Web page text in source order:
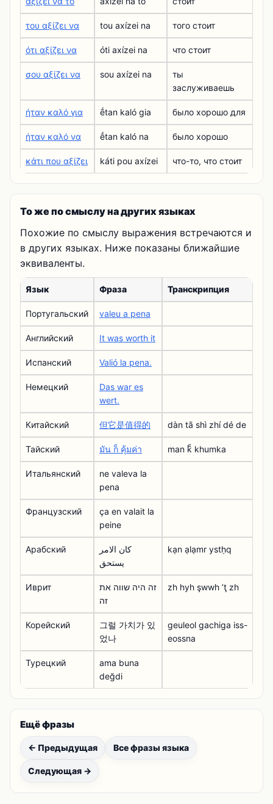
του αξίζει να tou axízei na того стоит
ότι αξίζει να óti axízei na что стоит
σου αξίζει να sou axízei na
ты
заслуживаешь
ήταν καλό για ḗtan kaló gia было хорошо для
ήταν καλό να ḗtan kaló na было хорошо
κάτι που αξίζει káti pou axízei что-то, что стоит
То же по смыслу на других языках
Похожие по смыслу выражения встречаются и
в других языках. Ниже показаны ближайшие
эквиваленты.
Язык Фраза Транскрипция
Португальский valeu a pena
Английский It was worth it
Испанский Valió la pena.
Немецкий
Das war es
wert.
Китайский 但它是值得的 dàn tā shì zhí dé de
Тайский มัน ก็ คุ้มค่า man k็ khumka
Итальянский
ne valeva la
pena
Французский
ça en valait la
peine
Арабский
كان الامر
يستحق
kạn ạlạmr ystḥq
Иврит
זה היה שווה את
זה
zh hyh şwwh ʼţ zh
Корейский
그럴 가치가 있
었나
geuleol gachiga iss-
eossna
Турецкий
ama buna
değdi
Ещё фразы
← Предыдущая Все фразы языка
Следующая →